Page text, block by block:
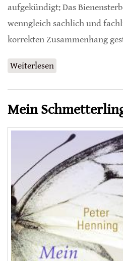
aufgekündigt: Das
wenngleich sachlich und
korrekten Zusammenhang
Weiterlesen
Mein